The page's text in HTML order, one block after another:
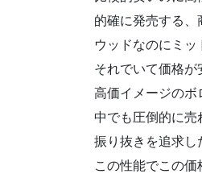
的確に発売する、
ウッドなのにミッ
それでいて価格が
高価イメージのボ
中でも圧倒的に売
振り抜きを追求し
この性能でこの